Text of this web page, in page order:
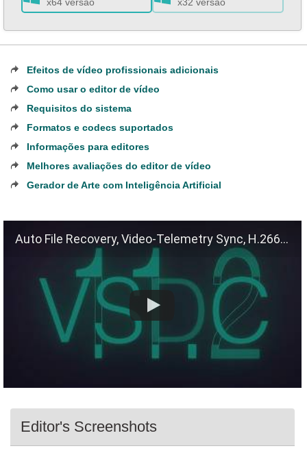
Efeitos de vídeo profissionais adicionais
Como usar o editor de vídeo
Requisitos do sistema
Formatos e codecs suportados
Informações para editores
Melhores avaliações do editor de vídeo
Gerador de Arte com Inteligência Artificial
Auto File Recovery, Video-Telemetry Sync, H.266 (VVC)
Editor's Screenshots